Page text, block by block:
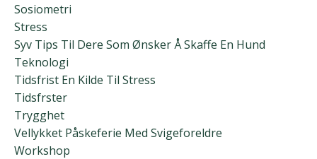
Sosiometri
Stress
Syv Tips Til Dere Som Ønsker Å Skaffe En Hund
Teknologi
Tidsfrist En Kilde Til Stress
Tidsfrster
Trygghet
Vellykket Påskeferie Med Svigeforeldre
Workshop